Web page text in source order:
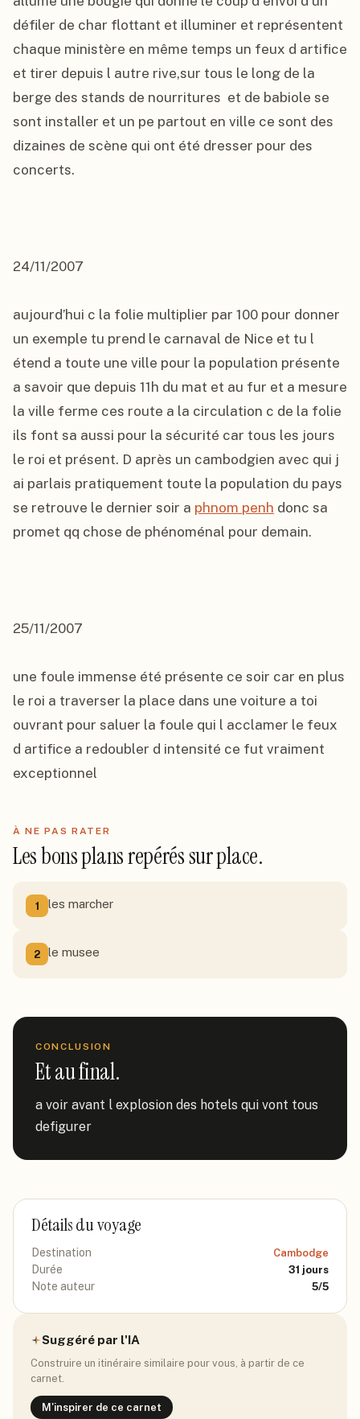
défiler de char flottant et illuminer et représentent
chaque ministère en même temps un feux d artifice
et tirer depuis l autre rive,sur tous le long de la
berge des stands de nourritures  et de babiole se
sont installer et un pe partout en ville ce sont des
dizaines de scène qui ont été dresser pour des
concerts.
24/11/2007
aujourd’hui c la folie multiplier par 100 pour donner
un exemple tu prend le carnaval de Nice et tu l
étend a toute une ville pour la population présente
a savoir que depuis 11h du mat et au fur et a mesure
la ville ferme ces route a la circulation c de la folie
ils font sa aussi pour la sécurité car tous les jours
le roi et présent. D après un cambodgien avec qui j
ai parlais pratiquement toute la population du pays
se retrouve le dernier soir a phnom penh donc sa
promet qq chose de phénoménal pour demain.
25/11/2007
une foule immense été présente ce soir car en plus
le roi a traverser la place dans une voiture a toi
ouvrant pour saluer la foule qui l acclamer le feux
d artifice a redoubler d intensité ce fut vraiment
exceptionnel
À NE PAS RATER
Les bons plans repérés sur place.
1 les marcher
2 le musee
CONCLUSION
Et au final.
a voir avant l explosion des hotels qui vont tous
defigurer
Détails du voyage
Destination Cambodge
Durée 31 jours
Note auteur 5/5
Suggéré par l'IA
Construire un itinéraire similaire pour vous, à partir de ce
carnet.
M'inspirer de ce carnet